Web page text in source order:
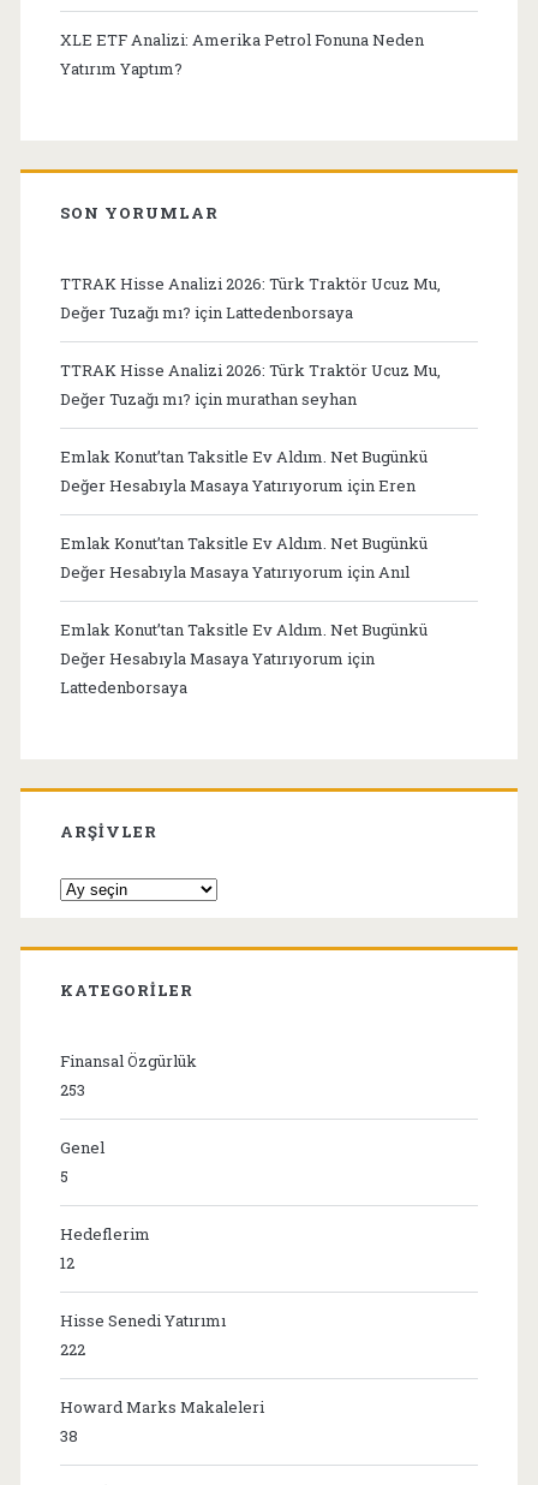
XLE ETF Analizi: Amerika Petrol Fonuna Neden
Yatırım Yaptım?
SON YORUMLAR
TTRAK Hisse Analizi 2026: Türk Traktör Ucuz Mu,
Değer Tuzağı mı? içinLattedenborsaya
TTRAK Hisse Analizi 2026: Türk Traktör Ucuz Mu,
Değer Tuzağı mı? içinmurathan seyhan
Emlak Konut’tan Taksitle Ev Aldım. Net Bugünkü
Değer Hesabıyla Masaya Yatırıyorum içinEren
Emlak Konut’tan Taksitle Ev Aldım. Net Bugünkü
Değer Hesabıyla Masaya Yatırıyorum içinAnıl
Emlak Konut’tan Taksitle Ev Aldım. Net Bugünkü
Değer Hesabıyla Masaya Yatırıyorum için
Lattedenborsaya
ARŞIVLER
Arşivler
KATEGORILER
Finansal Özgürlük
253
Genel
5
Hedeflerim
12
Hisse Senedi Yatırımı
222
Howard Marks Makaleleri
38